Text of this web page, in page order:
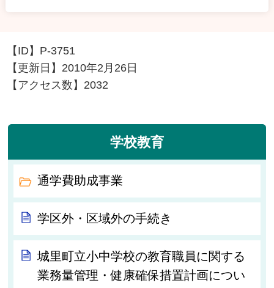
【ID】 P-3751
【更新日】 2010年2月26日
【アクセス数】 2032
学校教育
通学費助成事業
学区外・区域外の手続き
城里町立小中学校の教育職員に関する
業務量管理・健康確保措置計画につい